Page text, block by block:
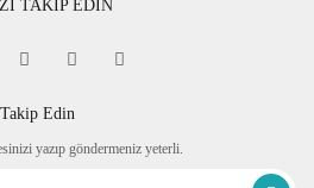
tablo baskıya girmeden önce
verilir.
durur. Askı aparatı monte edilmiş bir
TAKİP EDİN
Edin
yazıp göndermeniz yeterli.